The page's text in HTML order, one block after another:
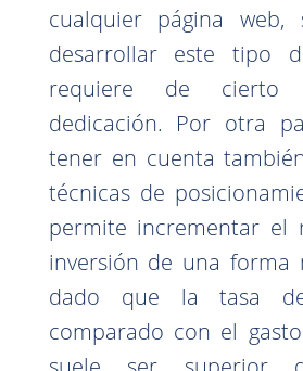
cualquier página web,
desarrollar este tipo
requiere de cierto
dedicación. Por otra
tener en cuenta
técnicas de
permite incrementar el
inversión de una forma
dado que la tasa de
comparado con el